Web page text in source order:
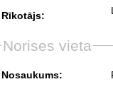
Rīkotājs:
Norises vieta
Nosaukums: